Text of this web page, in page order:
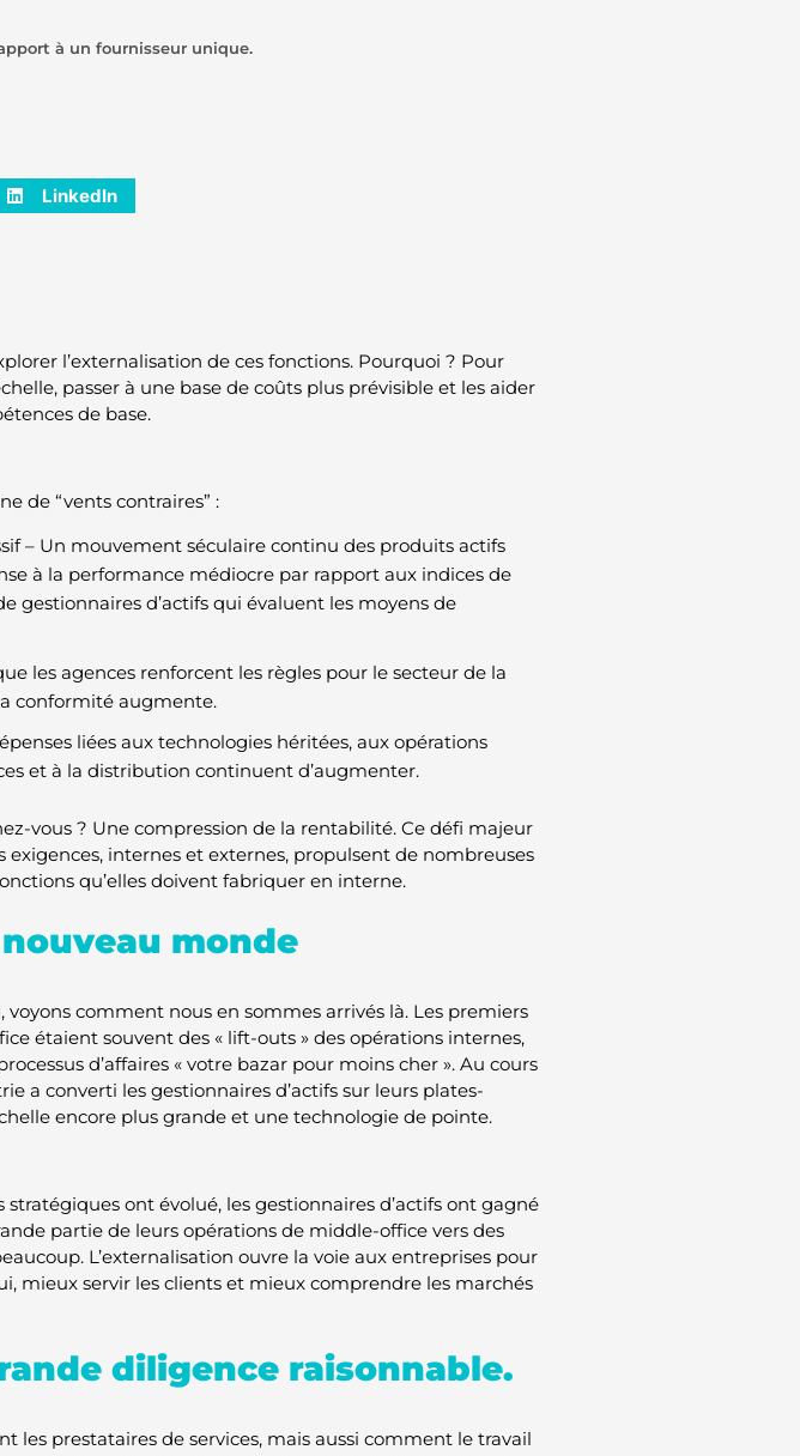
à un fournisseur unique.
LinkedIn
l’externalisation de ces fonctions. Pourquoi ? Pour
passer à une base de coûts plus prévisible et les aider
de base.
de “vents contraires” :
– Un mouvement séculaire continu des produits actifs
à la performance médiocre par rapport aux indices de
gestionnaires d’actifs qui évaluent les moyens de
les agences renforcent les règles pour le secteur de la
conformité augmente.
liées aux technologies héritées, aux opérations
et à la distribution continuent d’augmenter.
vous ? Une compression de la rentabilité. Ce défi majeur
exigences, internes et externes, propulsent de nombreuses
qu’elles doivent fabriquer en interne.
monde
comment nous en sommes arrivés là. Les premiers
étaient souvent des « lift-outs » des opérations internes,
d’affaires « votre bazar pour moins cher ». Au cours
a converti les gestionnaires d’actifs sur leurs plates-
encore plus grande et une technologie de pointe.
ont évolué, les gestionnaires d’actifs ont gagné
partie de leurs opérations de middle-office vers des
L’externalisation ouvre la voie aux entreprises pour
mieux servir les clients et mieux comprendre les marchés
diligence raisonnable.
les prestataires de services, mais aussi comment le travail